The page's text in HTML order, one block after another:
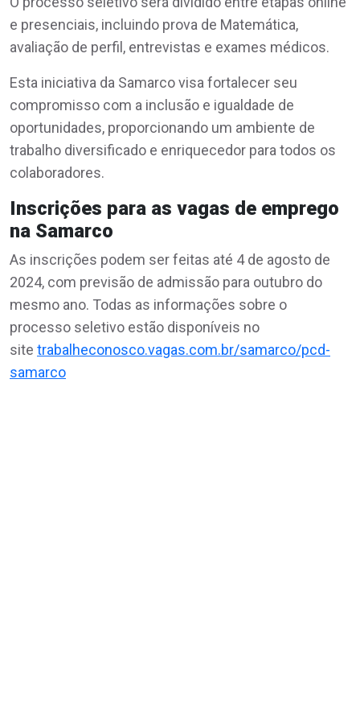
e presenciais, incluindo prova de Matemática,
avaliação de perfil, entrevistas e exames médicos.
Esta iniciativa da Samarco visa fortalecer seu
compromisso com a inclusão e igualdade de
oportunidades, proporcionando um ambiente de
trabalho diversificado e enriquecedor para todos os
colaboradores.
Inscrições para as vagas de emprego
na Samarco
As inscrições podem ser feitas até 4 de agosto de
2024, com previsão de admissão para outubro do
mesmo ano. Todas as informações sobre o
processo seletivo estão disponíveis no
site trabalheconosco.vagas.com.br/samarco/pcd-
samarco